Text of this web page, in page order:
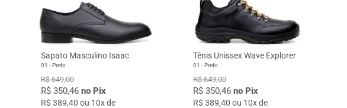
Sapato Masculino Isaac
01 - Preto
R$ 649,00
R$ 350,46 no Pix
R$ 389,40 ou 10x de
Tênis Unissex Wave Explorer
01 - Preto
R$ 649,00
R$ 350,46no Pix
R$ 389,40 ou 10x de